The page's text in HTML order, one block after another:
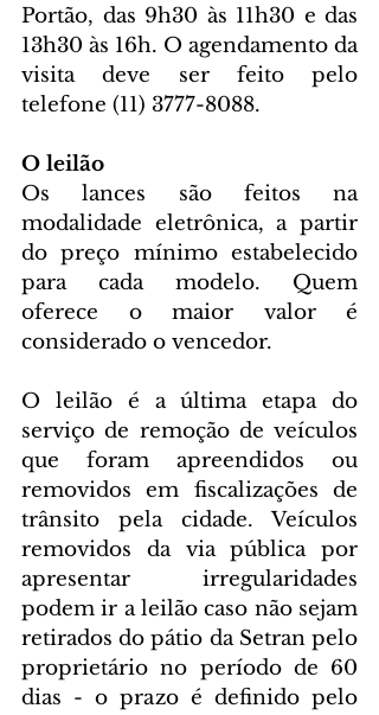
Portão, das 9h30 às 11h30 e das
13h30 às 16h. O agendamento da
visita deve ser feito pelo
telefone (11) 3777-8088.
O leilão
Os lances são feitos na
modalidade eletrônica, a partir
do preço mínimo estabelecido
para cada modelo. Quem
oferece o maior valor é
considerado o vencedor.
O leilão é a última etapa do
serviço de remoção de veículos
que foram apreendidos ou
removidos em fiscalizações de
trânsito pela cidade. Veículos
removidos da via pública por
apresentar irregularidades
podem ir a leilão caso não sejam
retirados do pátio da Setran pelo
proprietário no período de 60
dias - o prazo é definido pelo